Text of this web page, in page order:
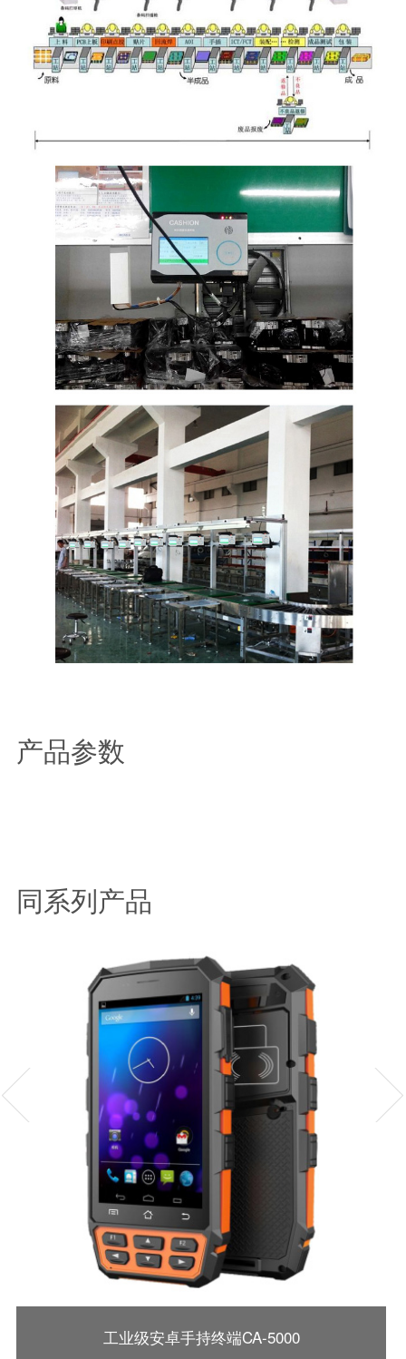
产品参数
同系列产品
工业级安卓手持终端CA-5000